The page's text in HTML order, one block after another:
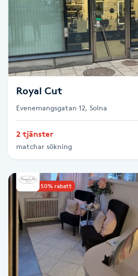
Healing
Herrklippning
HIFU
Hollywood Peel
Hot Stone Massage
Hot yoga
Hudföryngring
Huduppstramning
Hudvård
Hyaluronsyra
Royal Cut
Evenemangsgatan 12, Solna
2 tjänster
matchar sökning
Upp till 50% rabatt